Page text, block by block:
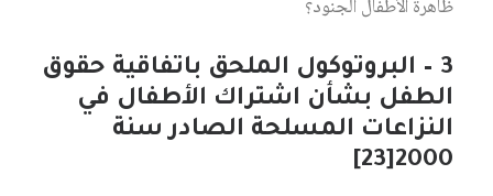
ظاهرة الأطفال الجنود؟
3 – البروتوكول الملحق باتفاقية حقوق
الطفل بشأن اشتراك الأطفال في
النزاعات المسلحة الصادر سنة
2000‏
[23]